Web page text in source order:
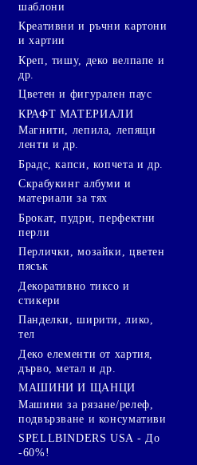
шаблони
Креативни и ръчни картони
и хартии
Креп, тишу, деко велпапе и
др.
Цветен и фигурален паус
КРАФТ МАТЕРИАЛИ
Магнити, лепила, лепящи
ленти и др.
Брадс, капси, копчета и др.
Скрабукинг албуми и
материали за тях
Брокат, пудри, перфектни
перли
Перлички, мозайки, цветен
пясък
Декоративно тиксо и
стикери
Панделки, ширити, лико,
тел
Деко елементи от хартия,
дърво, метал и др.
МАШИНИ И ЩАНЦИ
Машини за рязане/релеф,
подвързване и консумативи
SPELLBINDERS USA - До
-60%!